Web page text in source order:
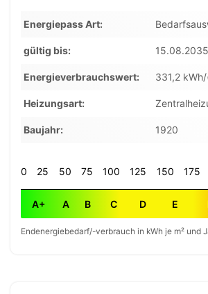
Energiepass Art
gültig bis 15.08.2035
Energieverbrauchswert 331,2
Heizungsart
Baujahr 1920
0 25 50 75 100 125 150 175
A+ A B C D E
Endenergiebedarf/-verbrauch in kWh je m² und